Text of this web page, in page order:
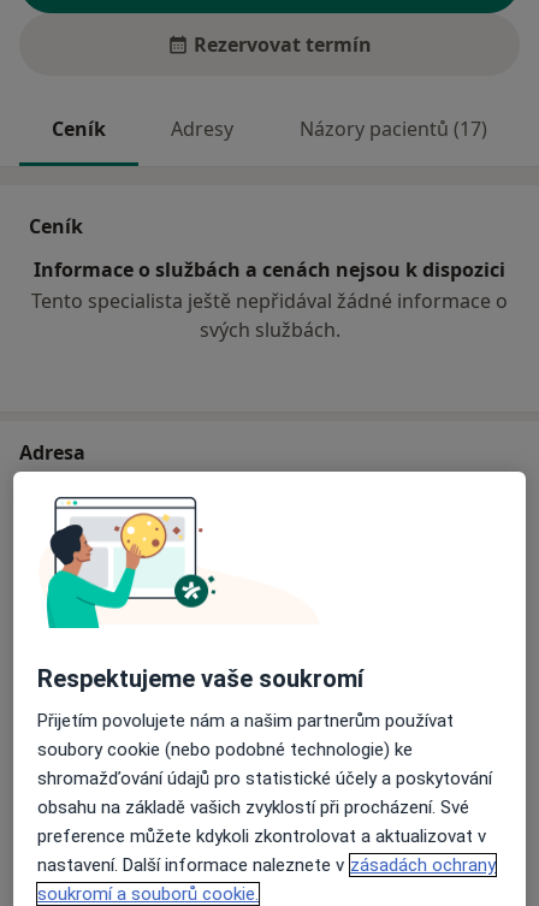
Rezervovat termín
Ceník Adresy Názory pacientů (17)
Ceník
Informace o službách a cenách nejsou k dispozici
Tento specialista ještě nepřidával žádné informace o
svých službách.
Adresa
Všeobecné lékařství
Goethova 9,
Dostupnost
Na této adrese online kalendář není aktivní
Co mám v takové situaci udělat?
Způsoby platby (soukromé návštěvy)
Na teto adrese lékař přijímá pacienty na pojišťovnu
Detaily
Respektujeme vaše soukromí
Přijetím povolujete nám a našim partnerům používat
soubory cookie (nebo podobné technologie) ke
shromažďování údajů pro statistické účely a poskytování
obsahu na základě vašich zvyklostí při procházení. Své
preference můžete kdykoli zkontrolovat a aktualizovat v
nastavení. Další informace naleznete v zásadách ochrany
soukromí a souborů cookie.